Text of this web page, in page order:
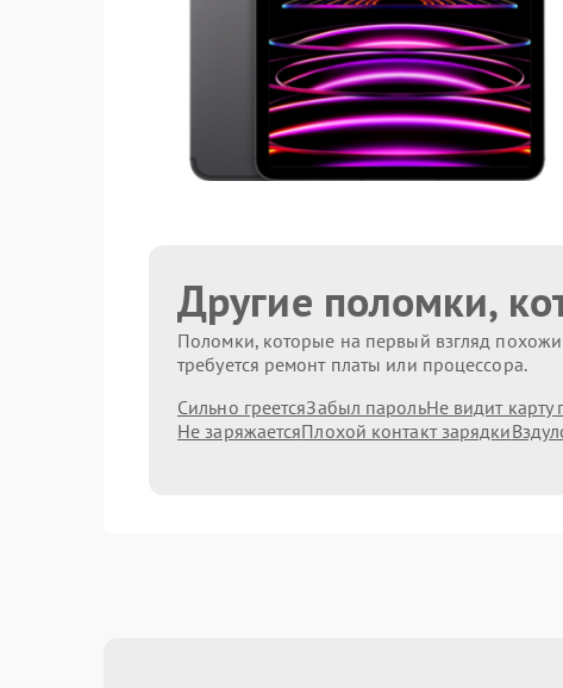
Другие поломки,
Поломки, которые на первый взгляд
требуется ремонт платы или процессора.
Сильно греетсяЗабыл парольНе видит карту
Не заряжаетсяПлохой контакт зарядки